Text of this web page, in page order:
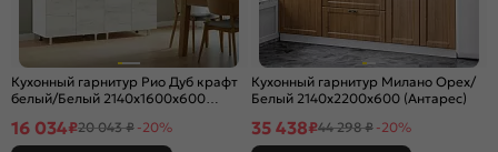
Кухонный гарнитур Рио Дуб крафт
белый/Белый 2140x1600x600
16 034₽20 043 ₽ -20%
Кухонный гарнитур Милано Орех/
Белый 2140x2200x600 (Антарес)
35 438₽44 298 ₽ -20%